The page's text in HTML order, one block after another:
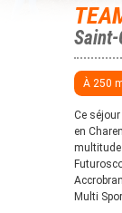
Saint-
À 250
Ce
en
multitude
Multi